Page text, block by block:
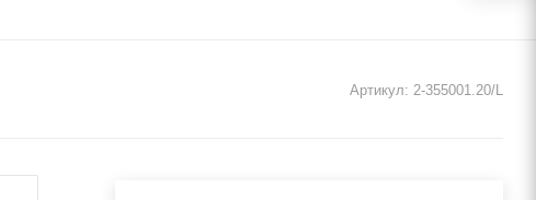
Артикул: 2-355001.20/L